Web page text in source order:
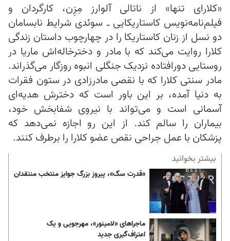
«کلارای تنها» از ناتالی آلوارز مِزِن، کارگردان و
فیلم‌نامه‌نویس کاستاریکایی ـ سوئدی شرایط نابسامان
دو نسل از زنان کاستاریکا را در چهارچوب داستان زندگی
کلارا روایت می‌کند که با مادر و دخترخاله‌اش ماریا در
روستایی دورافتاده نزدیک جنگلی انبوه روزگار می‌گذراند.
مادر سنتی کلارا که با نقصی مادرزادی در ستون فقرات
به دنیا آمده، بر این باور است که دخترش هدیه‌ای
آسمانی است و می‌تواند با نیروی شفابخش خود،
بیماران را سالم کند. از این رو اجازه نمی‌دهد که
پزشکان با عمل جراحی نقص عضو کلارا را برطرف کنند.
بیشتر بخوانید
‏«قدرت سگ»، پیروز بزرگ جوایز منتخب منتقدان
ماجراهای «لامینور»، مهرجویی و یک
اعتراف‌گیری جدید